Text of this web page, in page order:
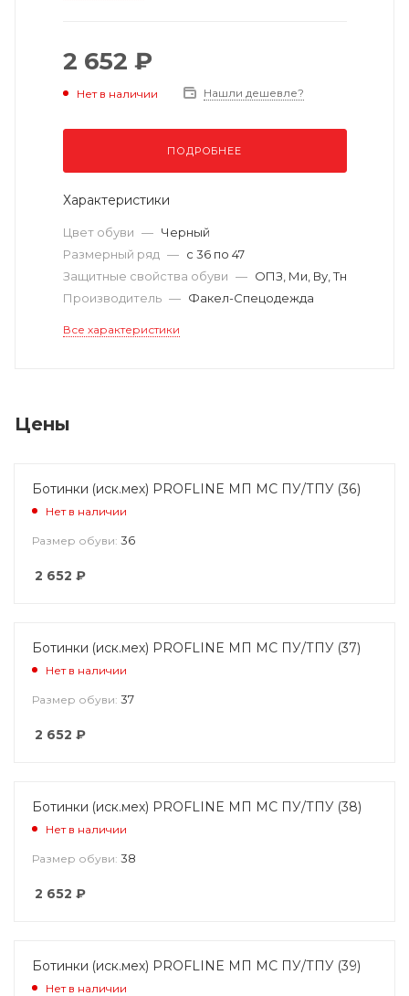
2 652 ₽
Нет в наличии Нашли дешевле?
ПОДРОБНЕЕ
Характеристики
Цвет обуви — Черный
Размерный ряд — с 36 по 47
Защитные свойства обуви — ОПЗ, Ми, Ву, Тн
Производитель — Факел-Спецодежда
Все характеристики
Цены
Ботинки (иск.мех) PROFLINE МП МС ПУ/ТПУ (36)
Нет в наличии
Размер обуви: 36
2 652 ₽
Ботинки (иск.мех) PROFLINE МП МС ПУ/ТПУ (37)
Нет в наличии
Размер обуви: 37
2 652 ₽
Ботинки (иск.мех) PROFLINE МП МС ПУ/ТПУ (38)
Нет в наличии
Размер обуви: 38
2 652 ₽
Ботинки (иск.мех) PROFLINE МП МС ПУ/ТПУ (39)
Нет в наличии